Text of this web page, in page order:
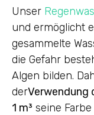
Unser
und ermöglicht
gesammelte
die Gefahr
Algen bilden.
derVerwendung
1 m³ seine